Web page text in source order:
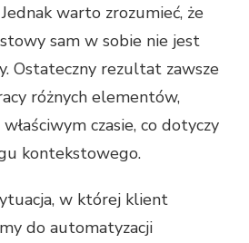
warto zrozumieć, że
sam w sobie nie jest
Ostateczny rezultat zawsze
różnych elementów,
czasie, co dotyczy
kontekstowego.
w której klient
do automatyzacji